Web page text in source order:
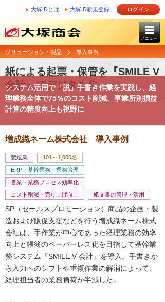
大塚IDとは 大塚ID新規登録 ログイン
メニュー
ソリューション・製品 導入事例
紙による起票・保管を『SMILE V
会計』でデジタル化
システム活用で「脱」手書き作業を実践し、経
理業務全体で75％のコスト削減。事業所別損益
計算の精度向上も視野に
増成織ネーム株式会社 導入事例
製造業
101～1,000名
ERP・基幹業務・業務管理
営業・業務プロセス効率化
コスト削減・売り上げ向上
紙文書の管理・活用
SP（セールスプロモーション）商品の企画・製
造および販促支援などを行う増成織ネーム株式
会社は、手作業が中心であった経理業務の効率
向上と帳簿のペーパーレス化を目指して基幹業
務システム『SMILE V 会計』を導入。手書きか
ら入力へのシフトや重複作業の解消によって、
経理担当者の業務負荷が半減した。